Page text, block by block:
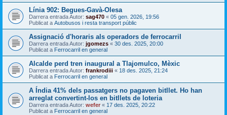
Línia 902: Begues-Gavà-Olesa
Darrera entrada Autor: sag470 « 05 gen. 2026, 19:56
Publicat a Autobusos i resta transport públic
Assignació d'horaris als operadors de ferrocarril
Darrera entrada Autor: jgomezs « 30 des. 2025, 20:00
Publicat a Ferrocarril en general
Alcalde perd tren inaugural a Tlajomulco, Mèxic
Darrera entrada Autor: frankrodiii « 18 des. 2025, 21:24
Publicat a Ferrocarril en general
A Índia 41% dels passatgers no pagaven bitllet. Ho han
arreglat convertint-los en bitllets de loteria
Darrera entrada Autor: wefer « 17 des. 2025, 20:22
Publicat a Ferrocarril en general